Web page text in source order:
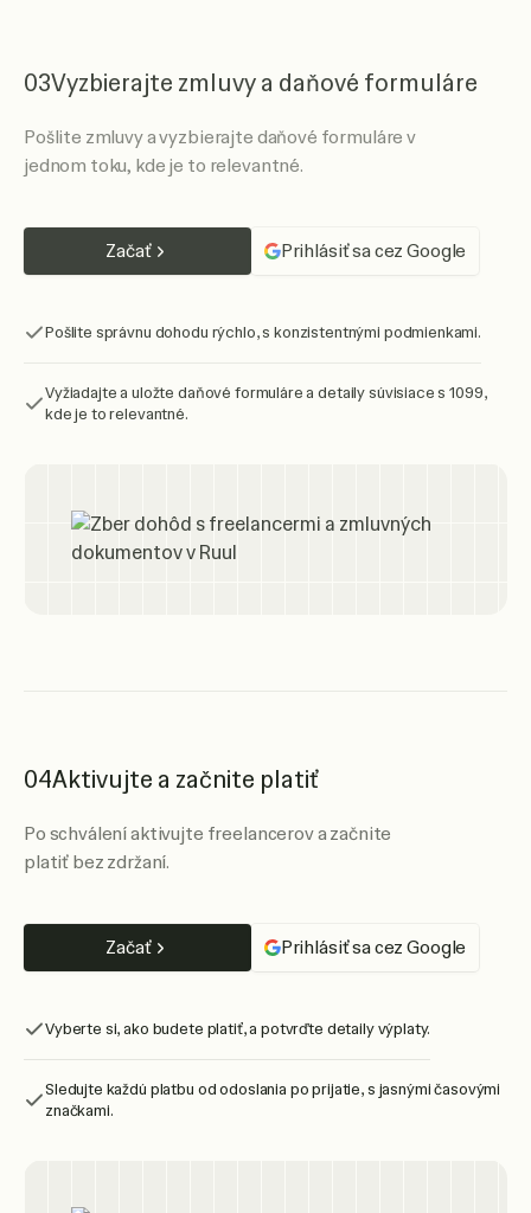
03Vyzbierajte zmluvy a daňové formuláre
Pošlite zmluvy a vyzbierajte daňové formuláre v
jednom toku, kde je to relevantné.
Začať Prihlásiť sa cez Google
Pošlite správnu dohodu rýchlo, s konzistentnými podmienkami.
Vyžiadajte a uložte daňové formuláre a detaily súvisiace s 1099,
kde je to relevantné.
04Aktivujte a začnite platiť
Po schválení aktivujte freelancerov a začnite
platiť bez zdržaní.
Začať Prihlásiť sa cez Google
Vyberte si, ako budete platiť, a potvrďte detaily výplaty.
Sledujte každú platbu od odoslania po prijatie, s jasnými časovými
značkami.